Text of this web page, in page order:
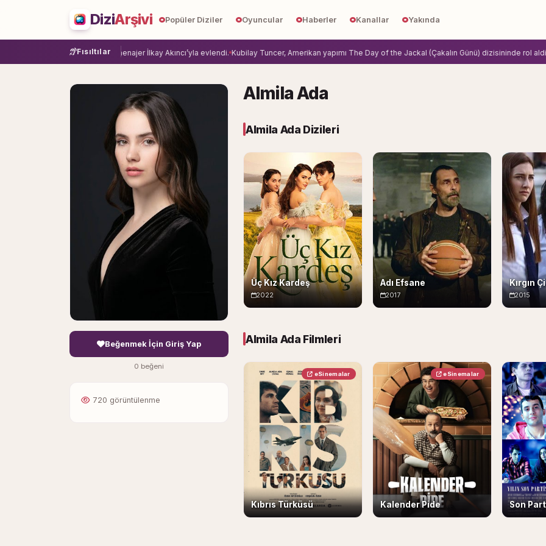
DiziArşivi Popüler Diziler Oyuncular Haberler Kanallar Yakında
Fısıltılar
Damla Sönmez, menajer İlkay Akıncı’yla evlendi. Kubilay Tuncer, Amerikan yapımı The Day of the Jackal (Çakalın Günü) dizisininde rol aldi.
Beğenmek İçin Giriş Yap
0 beğeni
720 görüntülenme
Almila Ada
Almila Ada Dizileri
Üç Kız Kardeş
2022
Adı Efsane
2017
Kırgın
2015
Almila Ada Filmleri
Kıbrıs Türküsü
eSinemalar
Kalender Pide
eSinemalar
Son